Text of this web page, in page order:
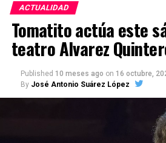
ACTUALIDAD
Tomatito actúa este
teatro Alvarez
Published 10 meses ago on 16 octubre,
By José Antonio Suárez López